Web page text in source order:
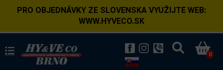
PRO OBJEDNÁVKY ZE SLOVENSKA VYUŽIJTE WEB:
WWW.HYVECO.SK
0